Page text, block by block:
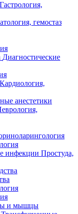
Гастрология,
гемостаз
Диагностические
Кардиология,
анестетики
Простуда,
и мышцы